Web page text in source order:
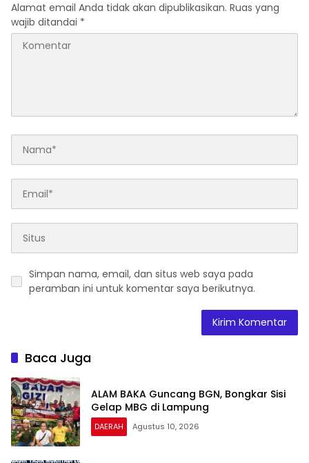
Alamat email Anda tidak akan dipublikasikan. Ruas yang
wajib ditandai *
Simpan nama, email, dan situs web saya pada
peramban ini untuk komentar saya berikutnya.
Baca Juga
ALAM BAKA Guncang BGN, Bongkar Sisi
Gelap MBG di Lampung
DAERAH Agustus 10, 2026